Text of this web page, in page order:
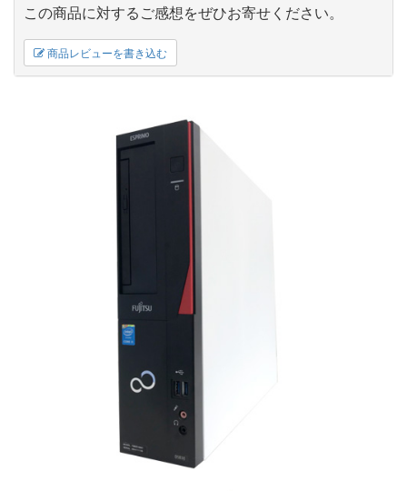
この商品に対するご感想をぜひお寄せください。
商品レビューを書き込む